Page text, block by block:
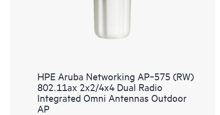
HPE Aruba Networking AP‑575 (RW)
802.11ax 2x2/4x4 Dual Radio
Integrated Omni Antennas Outdoor
AP